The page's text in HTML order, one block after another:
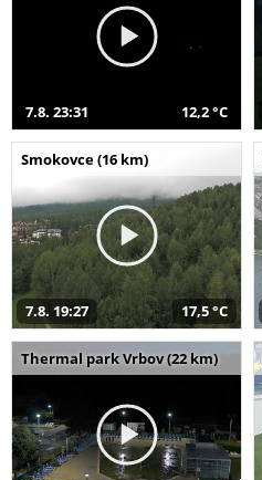
7.8. 23:31 12,2 °C
Smokovce (16 km)
7.8. 19:27 17,5 °C
Thermal park Vrbov (22 km)